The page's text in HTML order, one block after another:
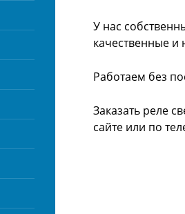
У нас
качественные и
Работаем без
Заказать реле
сайте или по